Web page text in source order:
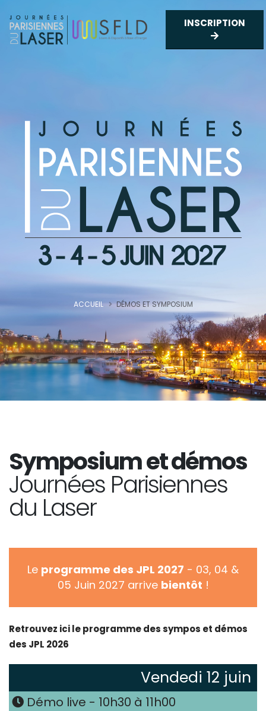
INSCRIPTION
ACCUEIL DÉMOS ET SYMPOSIUM
Symposium et démos
Journées Parisiennes
du Laser
Le programme des JPL 2027 - 03, 04 &
05 Juin 2027 arrive bientôt !
Retrouvez ici le programme des sympos et démos
des JPL 2026
Vendedi 12 juin
Démo live - 10h30 à 11h00